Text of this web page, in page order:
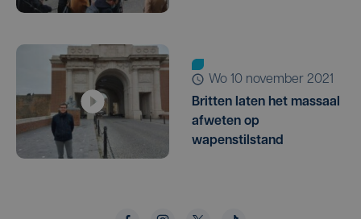
wo 10 november 2021
Britten laten het massaal
afweten op
wapenstilstand